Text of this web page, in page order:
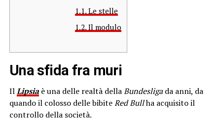
1.1. Le stelle
1.2. Il modulo
Una sfida fra muri
IlLipsiaè una delle realtà dellaBundesligada anni, da
quando il colosso delle bibiteRedBullha acquisito il
controllo della società.